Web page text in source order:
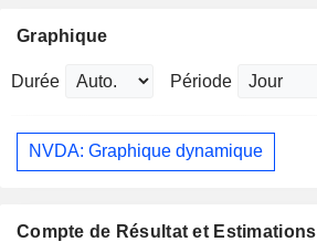
Graphique
Durée Période
NVDA: Graphique dynamique
Compte de Résultat et Estimations